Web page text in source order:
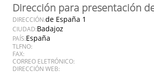
Dirección para presentación
DIRECCIÓN:de España 1
CIUDAD:Badajoz
PAÍS:España
TLFNO:
FAX:
CORREO ELETRÓNICO:
DIRECCIÓN WEB: